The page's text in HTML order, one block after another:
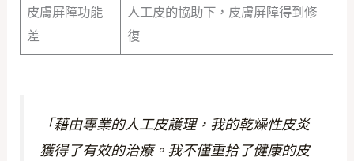
皮膚屏障功能
差
人工皮的協助下，皮膚屏障得到修
復
「藉由專業的人工皮護理，我的乾燥性皮炎
獲得了有效的治療。我不僅重拾了健康的皮